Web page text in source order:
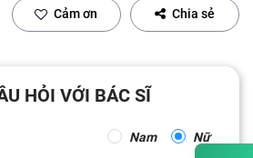
Cảm ơn Chia sẻ
HỎI VỚI BÁC SĨ
Nam Nữ